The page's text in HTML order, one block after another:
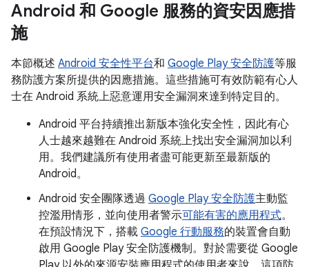
Android 和 Google 服務的資安因應措
施
本節概述 Android 安全性平台和 Google Play 安全防護等服
務防護方案所提供的因應措施。這些措施可有效防範有心人
士在 Android 系統上惡意運用安全漏洞來達到特定目的。
Android 平台持續推出新版本強化安全性，因此有心
人士越來越難在 Android 系統上找出安全漏洞加以利
用。我們建議所有使用者盡可能更新至最新版的
Android。
Android 安全團隊透過 Google Play 安全防護主動監
控濫用情形，並向使用者警示可能有害的應用程式。
在預設情況下，搭載 Google 行動服務的裝置會自動
啟用 Google Play 安全防護機制。對於需要從 Google